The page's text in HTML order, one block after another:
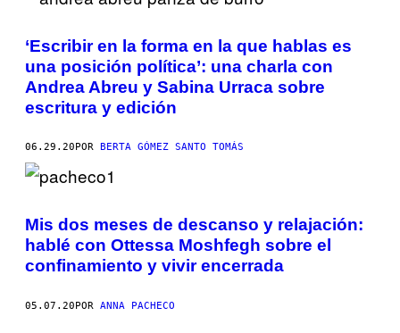
‘Escribir en la forma en la que hablas es
una posición política’: una charla con
Andrea Abreu y Sabina Urraca sobre
escritura y edición
06.29.20 POR BERTA GÓMEZ SANTO TOMÁS
Mis dos meses de descanso y relajación:
hablé con Ottessa Moshfegh sobre el
confinamiento y vivir encerrada
05.07.20POR ANNA PACHECO